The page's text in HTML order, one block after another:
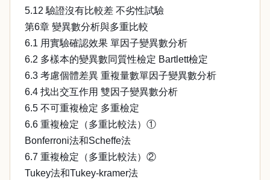
5.12 驗證沒有比較差 不劣性試驗
第6章 變異數分析與多重比較
6.1 用實驗確認效果 單因子變異數分析
6.2 多樣本的變異數同質性檢定 Bartlett檢定
6.3 考慮個體差異 重複量數單因子變異數分析
6.4 找出交互作用 雙因子變異數分析
6.5 不可重複檢定 多重檢定
6.6 重複檢定（多重比較法）①
Bonferroni法和Scheffe法
6.7 重複檢定（多重比較法）②
Tukey法和Tukey-kramer法